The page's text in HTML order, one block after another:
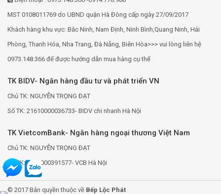
MST 0108011769 do UBND quận Hà Đông cấp ngày 27/09/2017
Khách hàng khu vực: Bắc Ninh, Nam Định, Ninh Bình,Quang Ninh, Hải
Phòng, Thanh Hóa, Nha Trang, Đà Nẵng, Biên Hòa>>> vui lòng liên hệ
0973.148.366 để được hướng dẫn mua hàng cụ thể
TK BIDV- Ngân hàng đầu tư và phát triển VN
Chủ TK: NGUYỄN TRỌNG ĐẠT
Số TK: 21610000036733- BIDV chi nhanh Hà Nội
TK VietcomBank- Ngân hàng ngoại thương Việt Nam
Chủ TK: NGUYỄN TRỌNG ĐẠT
Số TK: 0691000391577- VCB Hà Nội
© 2017 Bản quyền thuộc về Bếp Lộc Phát